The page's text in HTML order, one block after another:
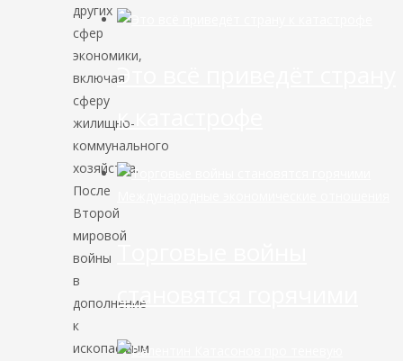
других
сфер
экономики,
включая
сферу
жилищно-
коммунального
хозяйства.
После
Второй
мировой
войны
в
дополнение
к
ископаемым
Это всё приведёт страну
к катастрофе
Торговые войны
становятся горячими